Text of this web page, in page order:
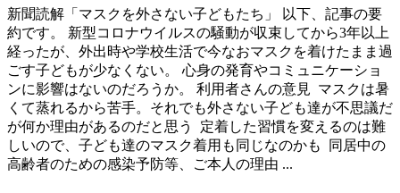
新聞読解「マスクを外さない子どもたち」 以下、記事の要
約です。 新型コロナウイルスの騒動が収束してから3年以上
経ったが、外出時や学校生活で今なおマスクを着けたまま過
ごす子どもが少なくない。 心身の発育やコミュニケーショ
ンに影響はないのだろうか。 利用者さんの意見 マスクは暑
くて蒸れるから苦手。それでも外さない子ども達が不思議だ
が何か理由があるのだと思う 定着した習慣を変えるのは難
しいので、子ども達のマスク着用も同じなのかも 同居中の
高齢者のための感染予防等、ご本人の理由 ...